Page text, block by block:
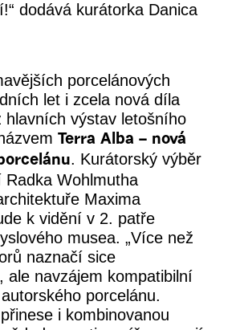
“ dodává kurátorka Danica
porcelánových
let i zcela nová díla
hlavních výstav letošního
Terra Alba – nová
. Kurátorský výběr
Radka Wohlmutha
Maxima
k vidění v 2. patře
musea. „Více než
naznačí sice
ale navzájem kompatibilní
porcelánu.
i kombinovanou